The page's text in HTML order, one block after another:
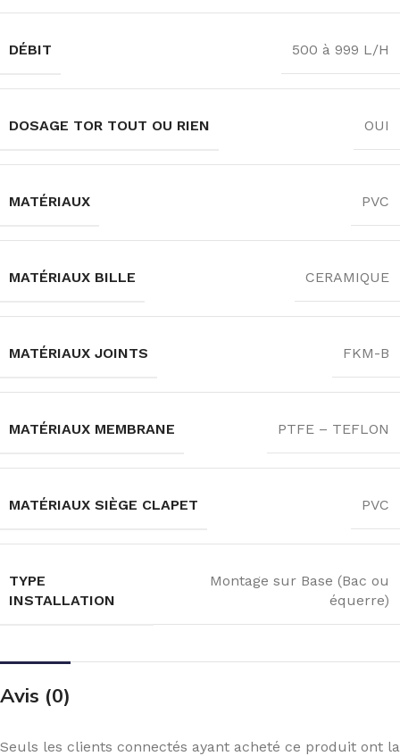
DÉBIT 500 à 999 L/H
DOSAGE TOR TOUT OU RIEN OUI
MATÉRIAUX PVC
MATÉRIAUX BILLE CERAMIQUE
MATÉRIAUX JOINTS FKM-B
MATÉRIAUX MEMBRANE PTFE – TEFLON
MATÉRIAUX SIÈGE CLAPET PVC
TYPE
INSTALLATION
Montage sur Base (Bac ou
équerre)
Avis (0)
Seuls les clients connectés ayant acheté ce produit ont la